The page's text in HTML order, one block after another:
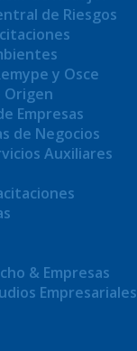
de Riesgos
y Osce
Origen
Empresas
de Negocios
Auxiliares
& Empresas
Empresariales